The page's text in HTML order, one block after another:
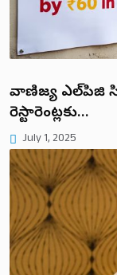
వాణిజ్య ఎల్‌పిజి
రెస్టారెంట్లకు…
July 1, 2025